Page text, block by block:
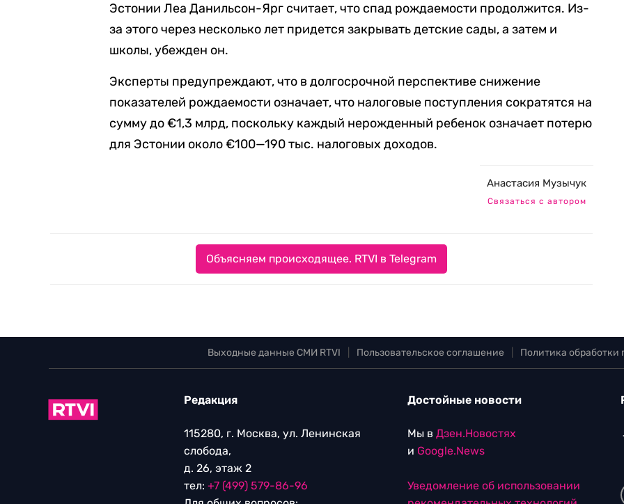
Эстонии Леа Данильсон-Ярг считает, что спад рождаемости продолжится. Из-
за этого через несколько лет придется закрывать детские сады, а затем и
школы, убежден он.
Эксперты предупреждают, что в долгосрочной перспективе снижение
показателей рождаемости означает, что налоговые поступления сократятся на
сумму до €1,3 млрд, поскольку каждый нерожденный ребенок означает потерю
для Эстонии около €100—190 тыс. налоговых доходов.
Анастасия Музычук
Связаться с автором
Объясняем происходящее. RTVI в Telegram
Выходные данные СМИ RTVI Пользовательское соглашение Политика
Редакция
115280, г. Москва, ул. Ленинская
слобода,
д. 26, этаж 2
тел: +7 (499) 579-86-96
Достойные новости
Мы в Дзен.Новостях
и Google.News
Уведомление об использовании